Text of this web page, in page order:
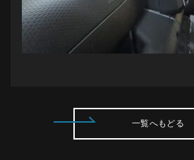
一覧へもどる